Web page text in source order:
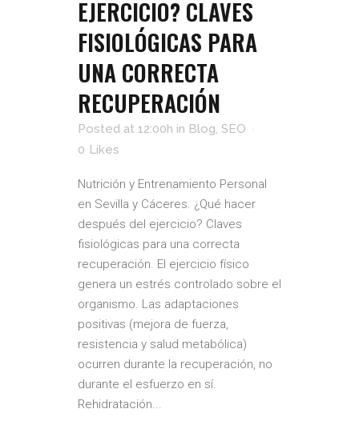
EJERCICIO? CLAVES
FISIOLÓGICAS PARA
UNA CORRECTA
RECUPERACIÓN
Posted at 12:00h in Blog, SEO
0 Likes
Nutrición y Entrenamiento Personal
en Sevilla y Cáceres. ¿Qué hacer
después del ejercicio? Claves
fisiológicas para una correcta
recuperación. El ejercicio físico
genera un estrés controlado sobre el
organismo. Las adaptaciones
positivas (mejora de fuerza,
resistencia y salud metabólica)
ocurren durante la recuperación, no
durante el esfuerzo en sí.
Rehidratación...